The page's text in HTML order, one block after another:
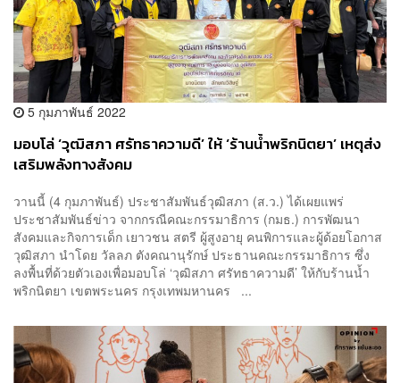
5 กุมภาพันธ์ 2022
มอบโล่ ‘วุฒิสภา ศรัทธาความดี’ ให้ ‘ร้านน้ำพริกนิตยา’ เหตุส่ง
เสริมพลังทางสังคม
วานนี้ (4 กุมภาพันธ์) ประชาสัมพันธ์วุฒิสภา (ส.ว.) ได้เผยแพร่
ประชาสัมพันธ์ข่าว จากกรณีคณะกรรมาธิการ (กมธ.) การพัฒนา
สังคมและกิจการเด็ก เยาวชน สตรี ผู้สูงอายุ คนพิการและผู้ด้อยโอกาส
วุฒิสภา นำโดย วัลลภ ตังคณานุรักษ์ ประธานคณะกรรมาธิการ ซึ่ง
ลงพื้นที่ด้วยตัวเองเพื่อมอบโล่ ‘วุฒิสภา ศรัทธาความดี’ ให้กับร้านน้ำ
พริกนิตยา เขตพระนคร กรุงเทพมหานคร ...